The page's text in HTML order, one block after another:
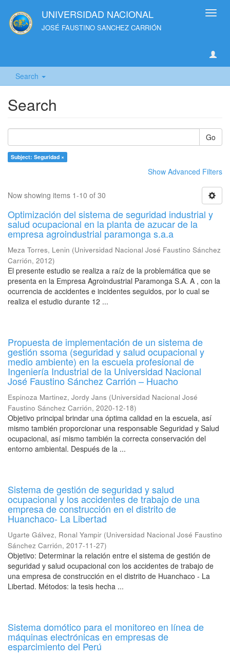
UNIVERSIDAD NACIONAL
JOSÉ FAUSTINO SANCHEZ CARRIÓN
Search
Search
Go
Subject: Seguridad ×
Show Advanced Filters
Now showing items 1-10 of 30
Optimización del sistema de seguridad industrial y
salud ocupacional en la planta de azucar de la
empresa agroindustrial paramonga s.a.a
Meza Torres, Lenin (Universidad Nacional José Faustino Sánchez
Carrión, 2012)
El presente estudio se realiza a raíz de la problemática que se
presenta en la Empresa Agroindustrial Paramonga S.A. A , con la
ocurrencia de accidentes e incidentes seguidos, por lo cual se
realiza el estudio durante 12 ...
Propuesta de implementación de un sistema de
gestión ssoma (seguridad y salud ocupacional y
medio ambiente) en la escuela profesional de
Ingeniería Industrial de la Universidad Nacional
José Faustino Sánchez Carrión – Huacho
Espinoza Martinez, Jordy Jans (Universidad Nacional José
Faustino Sánchez Carrión, 2020-12-18)
Objetivo principal brindar una óptima calidad en la escuela, así
mismo también proporcionar una responsable Seguridad y Salud
ocupacional, así mismo también la correcta conservación del
entorno ambiental. Después de la ...
Sistema de gestión de seguridad y salud
ocupacional y los accidentes de trabajo de una
empresa de construcción en el distrito de
Huanchaco- La Libertad
Ugarte Gálvez, Ronal Yampir (Universidad Nacional José Faustino
Sánchez Carrión, 2017-11-27)
Objetivo: Determinar la relación entre el sistema de gestión de
seguridad y salud ocupacional con los accidentes de trabajo de
una empresa de construcción en el distrito de Huanchaco - La
Libertad. Métodos: la tesis hecha ...
Sistema domótico para el monitoreo en línea de
máquinas electrónicas en empresas de
esparcimiento del Perú